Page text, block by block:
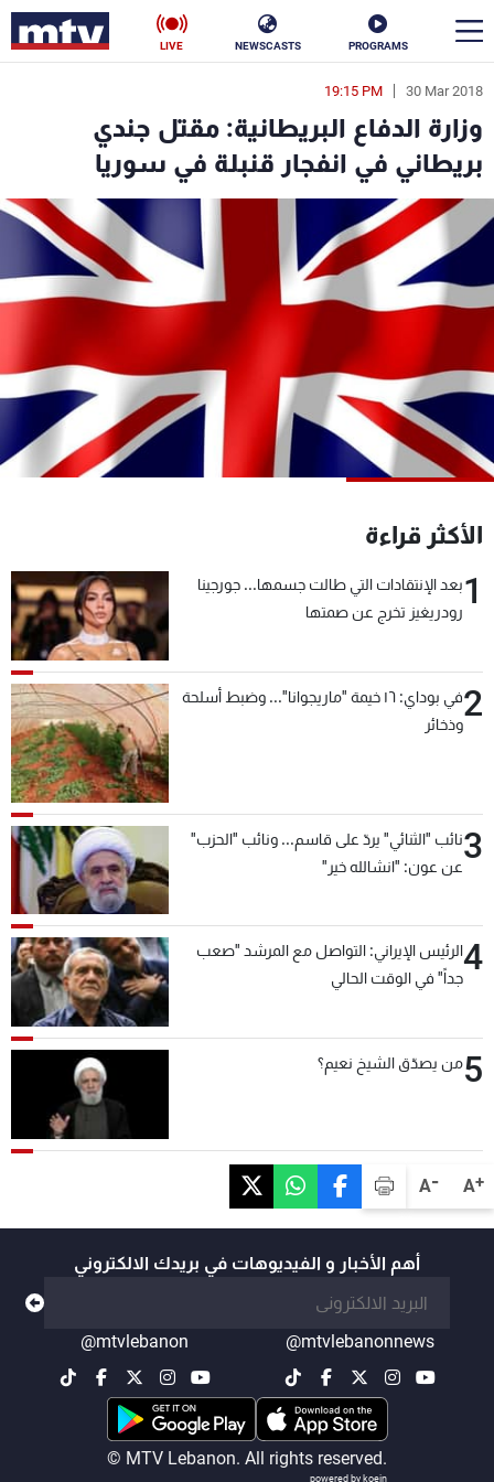
PROGRAMS
NEWSCASTS
LIVE
A+
A-
30 Mar 2018
19:15 PM
وزارة الدفاع البريطانية: مقتل جندي
بريطاني في انفجار قنبلة في سوريا
الأكثر قراءة
1بعد الإنتقادات التي طالت جسمها... جورجينا
رودريغيز تخرج عن صمتها
2
في بوداي: ١٦ خيمة "ماريجوانا"... وضبط أسلحة
وذخائر
3نائب "الثنائي" يردّ على قاسم... ونائب "الحزب"
عن عون: "انشالله خير"
4الرئيس الإيراني: التواصل مع المرشد "صعب
جداً" في الوقت الحالي
5من يصدّق الشيخ نعيم؟
أهم الأخبار و الفيديوهات في بريدك الالكتروني
@mtvlebanonnews
@mtvlebanon
© MTV Lebanon. All rights reserved.
powered by koein
en
الأخبار
سياسة ناس
إقتصاد فن
منوعات رياضة
كأس العالم
البرامج
جدول البرامج
شاهد البرامج
الترددات
عن MTV
شروط الإسـتخدام
سياسة الخصوصية